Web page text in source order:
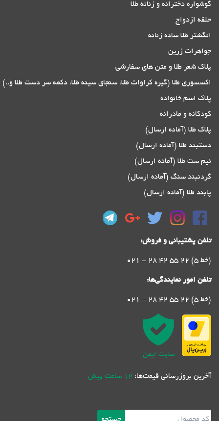
گوشواره دخترانه و زنانه طلا
حلقه ازدواج
انگشتر طلا ساده زنانه
جواهرات زرین
پلاک شعر طلا و متن های سفارشی
اکسسوری طلا (گیره کراوات طلا، سنجاق سینه طلا، دکمه سر دست طلا و..)
پلاک اسم خانواده
کودکانه و مادرانه
پلاک طلا (آماده ارسال)
دستبند طلا (آماده ارسال)
نیم ست طلا (آماده ارسال)
گردنبند سنگ (آماده ارسال)
پابند طلا (آماده ارسال)
تلفن پشتیبانی و فروش:
021 - 28 42 55 22 (5 خط)
تلفن امور نمایندگی‌ها:
021 - 28 42 55 22 (5 خط)
سایت ایمن
آخرین بروزرسانی قیمت‌ها: 12 ساعت پیش